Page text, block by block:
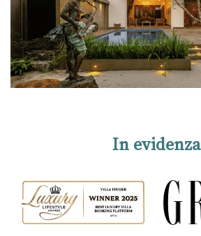
In evidenza